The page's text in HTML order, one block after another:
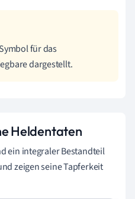
für das
dargestellt.
Heldentaten
ein integraler Bestandteil
zeigen seine Tapferkeit